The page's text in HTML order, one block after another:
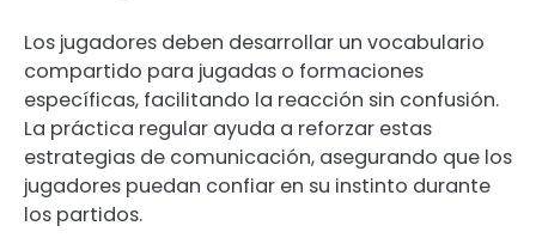
Los jugadores deben desarrollar un vocabulario
compartido para jugadas o formaciones
específicas, facilitando la reacción sin confusión.
La práctica regular ayuda a reforzar estas
estrategias de comunicación, asegurando que los
jugadores puedan confiar en su instinto durante
los partidos.